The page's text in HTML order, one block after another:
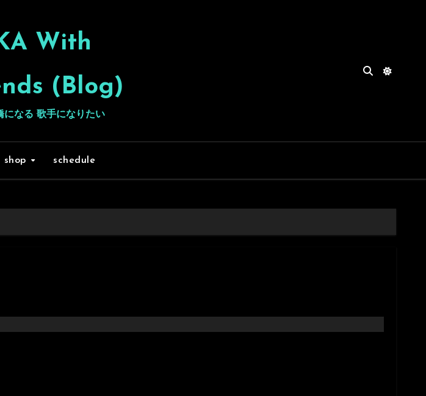
With
(Blog)
になる 歌手になりたい
shop schedule